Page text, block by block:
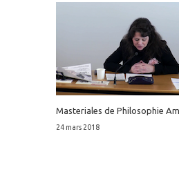
Masteriales de Philosophie
24 mars 2018